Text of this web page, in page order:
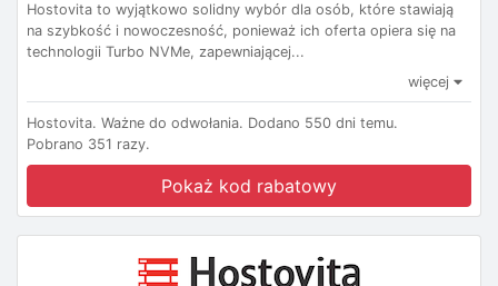
Hostovita to wyjątkowo solidny wybór dla osób, które stawiają
na szybkość i nowoczesność, ponieważ ich oferta opiera się na
technologii Turbo NVMe, zapewniającej...
więcej
Hostovita. Ważne do odwołania. Dodano 550 dni temu.
Pobrano 351 razy.
Pokaż kod rabatowy